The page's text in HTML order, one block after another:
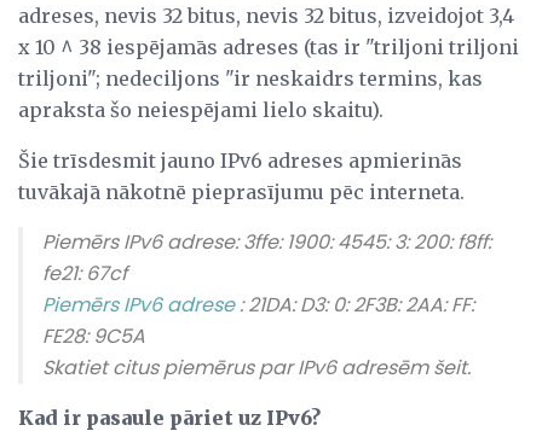
adreses, nevis 32 bitus, nevis 32 bitus, izveidojot 3,4
x 10 ^ 38 iespējamās adreses (tas ir "triljoni triljoni
triljoni"; nedeciljons "ir neskaidrs termins, kas
apraksta šo neiespējami lielo skaitu).
Šie trīsdesmit jauno IPv6 adreses apmierinās
tuvākajā nākotnē pieprasījumu pēc interneta.
Piemērs IPv6 adrese: 3ffe: 1900: 4545: 3: 200: f8ff:
fe21: 67cf
Piemērs IPv6 adrese: 21DA: D3: 0: 2F3B: 2AA: FF:
FE28: 9C5A
Skatiet citus piemērus par IPv6 adresēm šeit.
Kad ir pasaule pāriet uz IPv6?